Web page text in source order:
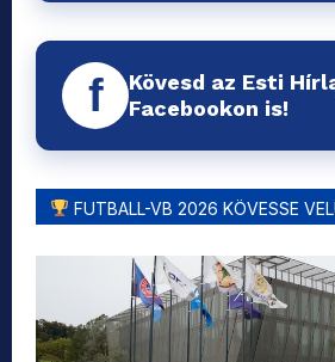
f
Kövesd az Esti
Facebookon is!
FUTBALL-VB 2026 KÖVESSE